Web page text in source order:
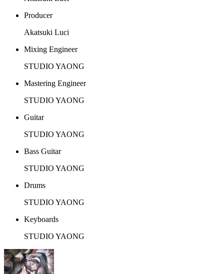
Producer
Akatsuki Luci
Mixing Engineer
STUDIO YAONG
Mastering Engineer
STUDIO YAONG
Guitar
STUDIO YAONG
Bass Guitar
STUDIO YAONG
Drums
STUDIO YAONG
Keyboards
STUDIO YAONG